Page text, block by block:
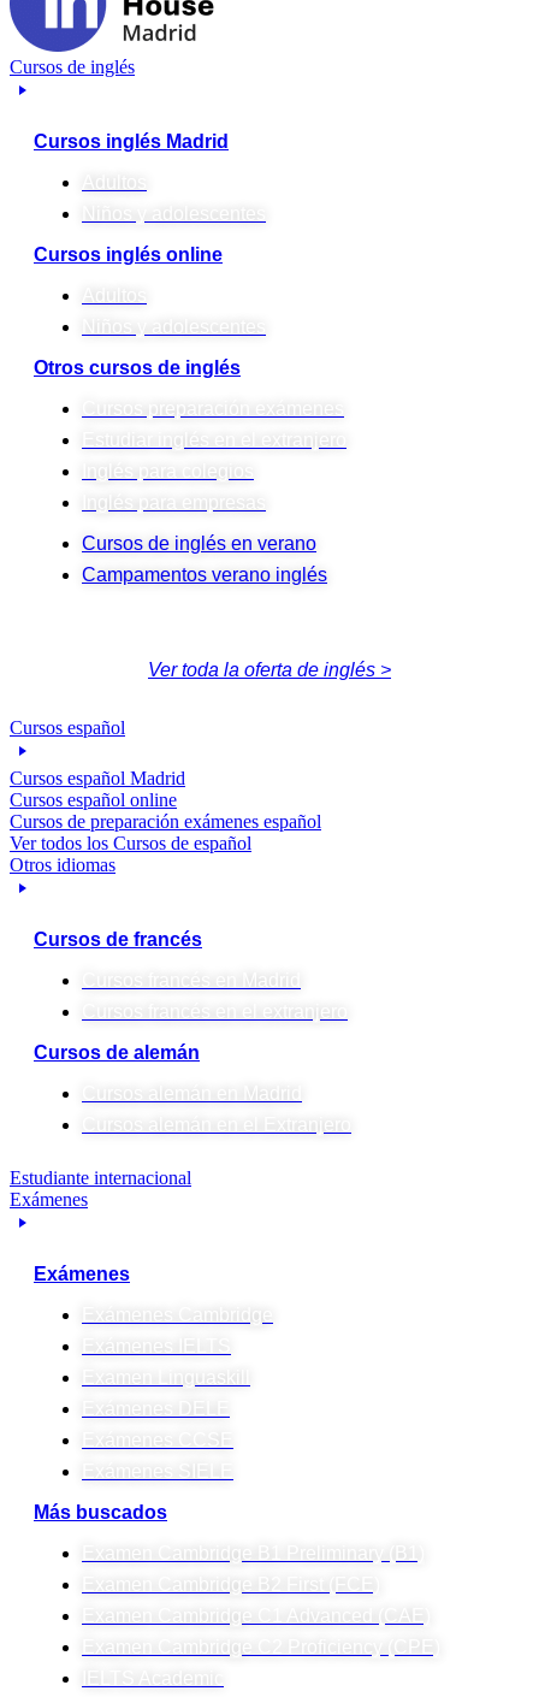
Cursos de inglés
Cursos inglés Madrid
Adultos
Niños y adolescentes
Cursos inglés online
Adultos
Niños y adolescentes
Otros cursos de inglés
Cursos preparación exámenes
Estudiar inglés en el extranjero
Inglés para colegios
Inglés para empresas
Cursos de inglés en verano
Campamentos verano inglés
Ver toda la oferta de inglés >
Cursos español
Cursos español Madrid
Cursos español online
Cursos de preparación exámenes español
Ver todos los Cursos de español
Otros idiomas
Cursos de francés
Cursos francés en Madrid
Cursos de alemán
Cursos alemán en Madrid
Cursos alemán en el Extranjero
Estudiante internacional
Exámenes
Exámenes
Exámenes Cambridge
Exámenes IELTS
Examen Linguaskill
Exámenes DELE
Exámenes CCSE
Exámenes SIELE
Más buscados
Examen Cambridge B1 Preliminary (B1)
Examen Cambridge B2 First (FCE)
Examen Cambridge C1 Advanced (CAE)
Examen Cambridge C2 Proficiency (CPE)
IELTS Academic